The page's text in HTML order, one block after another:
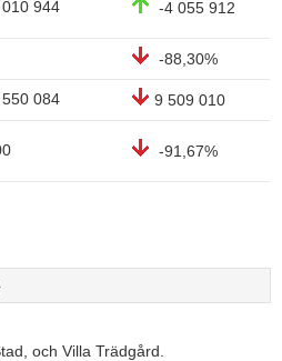
010 944 -4 055 912
-88,30%
550 084 9 509 010
-91,67%
och Villa Trädgård.